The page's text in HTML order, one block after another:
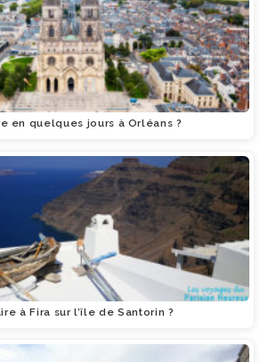
en quelques jours à Orléans ?
à Fira sur l’île de Santorin ?